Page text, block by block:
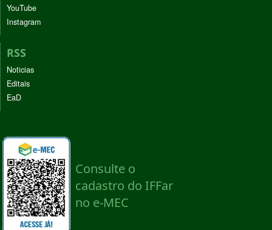
YouTube
Instagram
RSS
Noticias
Editais
EaD